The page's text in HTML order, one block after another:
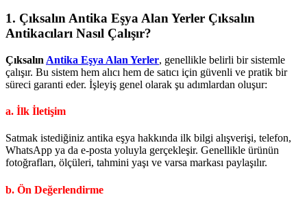
1. Çıksalın Antika Eşya Alan Yerler Çıksalın
Antikacıları Nasıl Çalışır?
Çıksalın Antika Eşya Alan Yerler, genellikle belirli bir sistemle
çalışır. Bu sistem hem alıcı hem de satıcı için güvenli ve pratik bir
süreci garanti eder. İşleyiş genel olarak şu adımlardan oluşur:
a. İlk İletişim
Satmak istediğiniz antika eşya hakkında ilk bilgi alışverişi, telefon,
WhatsApp ya da e-posta yoluyla gerçekleşir. Genellikle ürünün
fotoğrafları, ölçüleri, tahmini yaşı ve varsa markası paylaşılır.
b. Ön Değerlendirme